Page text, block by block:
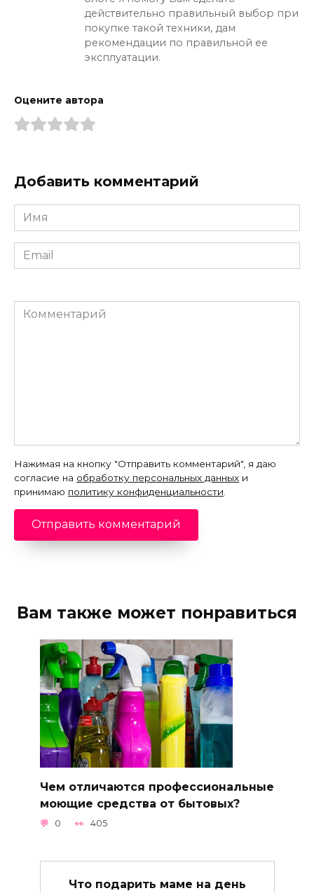
действительно правильный выбор при
покупке такой техники, дам
рекомендации по правильной ее
эксплуатации.
Оцените автора
Добавить комментарий
Имя
*
Email
*
Комментарий
Нажимая на кнопку "Отправить комментарий", я даю
согласие на обработку персональных данных и
принимаю политику конфиденциальности
Вам также может понравиться
Чем отличаются профессиональные
моющие средства от бытовых?
0 405
Что подарить маме на день